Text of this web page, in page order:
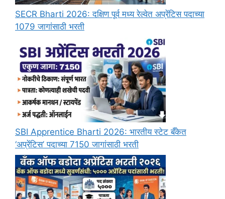
SECR Bharti 2026: दक्षिण पूर्व मध्य रेल्वेत अप्रेंटिस पदाच्या
1079 जागांसाठी भरती
SBI Apprentice Bharti 2026: भारतीय स्टेट बँकेत
‘अप्रेंटिस’ पदाच्या 7150 जागांसाठी भरती